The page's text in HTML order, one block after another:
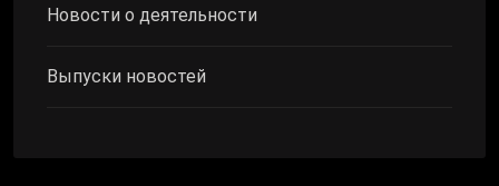
Новости о деятельности
Выпуски новостей